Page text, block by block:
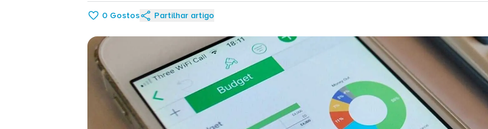
0 Gostos Partilhar artigo